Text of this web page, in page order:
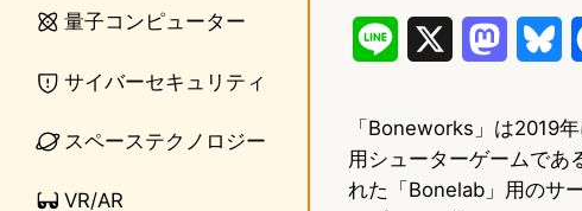
量子コンピューター
サイバーセキュリティ
スペーステクノロジー
VR/AR
n
e
s
t
u
e
「Boneworks」は2019
用シューターゲームであ
れた「Bonelab」用のサ